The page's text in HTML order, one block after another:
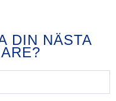
DIN NÄSTA